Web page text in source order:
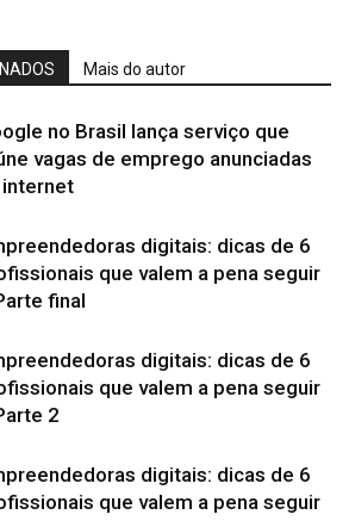
Mais do autor
no Brasil lança serviço que
vagas de emprego anunciadas
internet
digitais: dicas de 6
que valem a pena seguir
final
digitais: dicas de 6
que valem a pena seguir
2
digitais: dicas de 6
que valem a pena seguir